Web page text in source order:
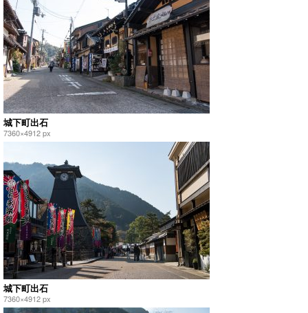
城下町出石
7360×4912 px
城下町出石
7360×4912 px